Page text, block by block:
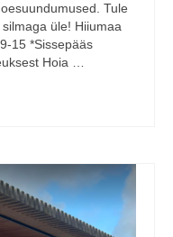
Tule
üle! Hiiumaa
15 *Sissepääs
Hoia …